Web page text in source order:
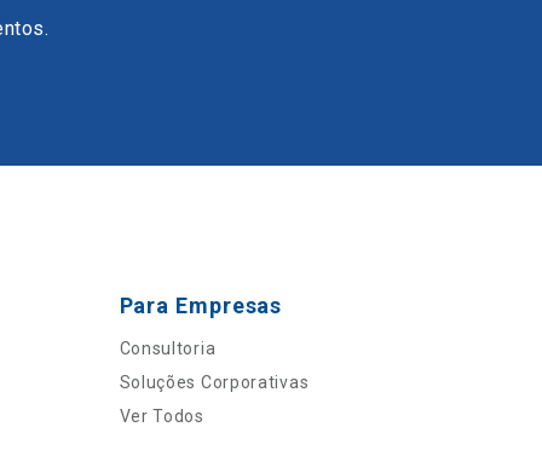
Para Empresas
Consultoria
Soluções Corporativas
Ver Todos